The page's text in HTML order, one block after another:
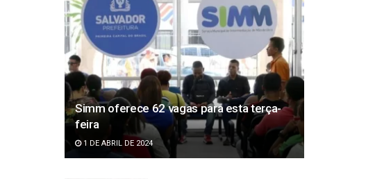
Simm oferece 62 vagas para esta terça-
feira
1 DE ABRIL DE 2024